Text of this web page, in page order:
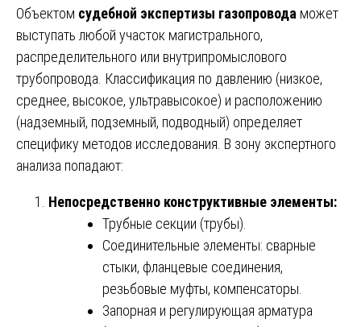
Объектом судебной экспертизы газопровода может
выступать любой участок магистрального,
распределительного или внутрипромыслового
трубопровода. Классификация по давлению (низкое,
среднее, высокое, ультравысокое) и расположению
(надземный, подземный, подводный) определяет
специфику методов исследования. В зону экспертного
анализа попадают:
Непосредственно конструктивные элементы:
Трубные секции (трубы).
Соединительные элементы: сварные
стыки, фланцевые соединения,
резьбовые муфты, компенсаторы.
Запорная и регулирующая арматура